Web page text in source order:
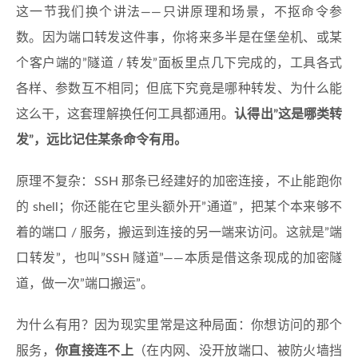
这一节我们换个讲法——只讲原理和场景，不抠命令参
数。因为端口转发这件事，你将来多半是在堡垒机、或某
个客户端的”隧道 / 转发”面板里点几下完成的，工具各式
各样、参数互不相同；但底下究竟是哪种转发、为什么能
这么干，这套理解换任何工具都通用。认得出”这是哪类转
发”，远比记住某条命令有用。
原理不复杂：SSH 那条已经建好的加密连接，不止能跑你
的 shell；你还能在它里头额外开”通道”，把某个本来够不
着的端口 / 服务，搬运到连接的另一端来访问。这就是”端
口转发”，也叫”SSH 隧道”——本质是借这条现成的加密隧
道，做一次”端口搬运”。
为什么有用？因为现实里常是这种局面：你想访问的那个
服务， 你直接连不上 （在内网、没开放端口、被防火墙挡